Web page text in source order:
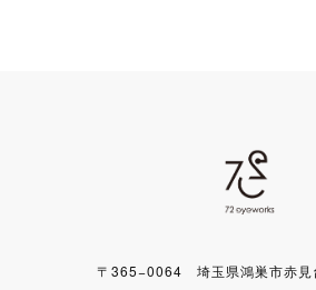
〒365−0064 埼玉県鴻巣市赤見